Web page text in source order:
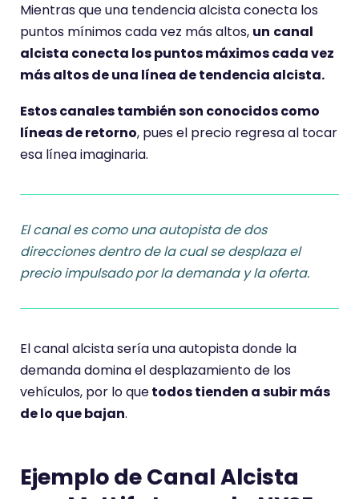
Mientras que una tendencia alcista conecta los
puntos mínimos cada vez más altos, un canal
alcista conecta los puntos máximos cada vez
más altos de una línea de tendencia alcista.
Estos canales también son conocidos como
líneas de retorno, pues el precio regresa al tocar
esa línea imaginaria.
El canal es como una autopista de dos
direcciones dentro de la cual se desplaza el
precio impulsado por la demanda y la oferta.
El canal alcista sería una autopista donde la
demanda domina el desplazamiento de los
vehículos, por lo quetodos tienden a subir más
de lo que bajan.
Ejemplo de Canal Alcista